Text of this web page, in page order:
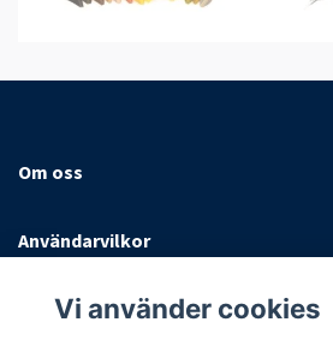
Om oss
Användarvilkor
Sociala medier
Vi använder cookies